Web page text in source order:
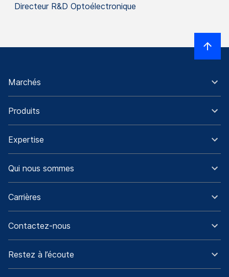
Directeur R&D Optoélectronique
Marchés
Produits
Expertise
Qui nous sommes
Carrières
Contactez-nous
Restez à l’écoute